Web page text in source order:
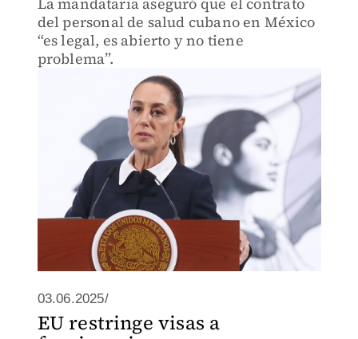
del personal de salud cubano en México
“es legal, es abierto y no tiene
problema”.
03.06.2025/
EU restringe visas a